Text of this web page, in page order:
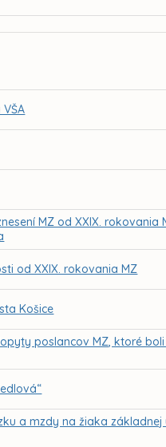
MZ od XXIX.
od XXIX. rokovania MZ
Košice
poslancov MZ, ktoré boli
a mzdy na žiaka základnej